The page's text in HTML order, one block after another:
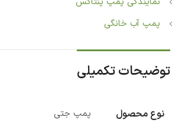
پمپ آب خانگی
توضیحات تکمیلی
نوع محصول پمپ جتی